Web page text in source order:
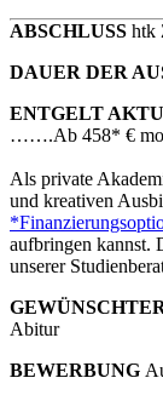
ABSCHLUSS htk
DAUER DER
ENTGELT
…….Ab 458* €
Als private
und kreativen
aufbringen kannst.
unserer
Abitur
BEWERBUNG